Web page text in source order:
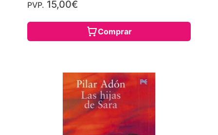
PVP. 15,00€
Comprar